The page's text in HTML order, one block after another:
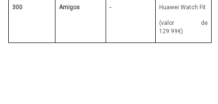
300 Amigos - Huawei Watch Fit
(valor de
129.99€)